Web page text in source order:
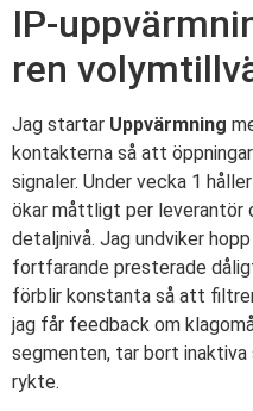
IP-
ren
Jag startar Uppvärmning
kontakterna så att
signaler. Under vecka 1
ökar måttligt per leverantör
detaljnivå. Jag undviker
fortfarande presterade
förblir konstanta så att
jag får feedback om
segmenten, tar bort
rykte.